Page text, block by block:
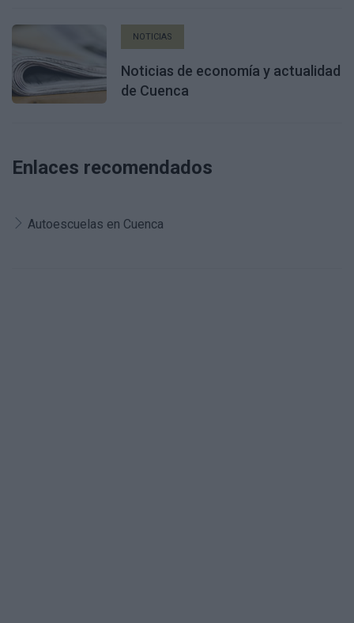
NOTICIAS
Noticias de economía y actualidad
de Cuenca
Enlaces recomendados
Autoescuelas en Cuenca